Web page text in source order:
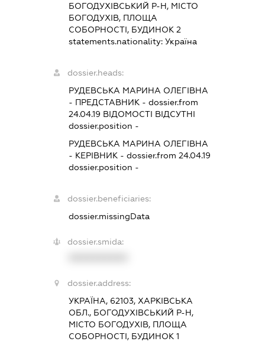
БОГОДУХІВСЬКИЙ Р-Н, МІСТО
БОГОДУХІВ, ПЛОЩА
СОБОРНОСТІ, БУДИНОК 2
statements.nationality:Україна
dossier.heads:
РУДЕВСЬКА МАРИНА ОЛЕГІВНА
- ПРЕДСТАВНИК - dossier.from
24.04.19 ВІДОМОСТІ ВІДСУТНІ
dossier.position -
РУДЕВСЬКА МАРИНА ОЛЕГІВНА
- КЕРІВНИК - dossier.from 24.04.19
dossier.position -
dossier.beneficiaries:
dossier.missingData
dossier.smida:
dossier.address:
УКРАЇНА, 62103, ХАРКІВСЬКА
ОБЛ., БОГОДУХІВСЬКИЙ Р-Н,
МІСТО БОГОДУХІВ, ПЛОЩА
СОБОРНОСТІ, БУДИНОК 1